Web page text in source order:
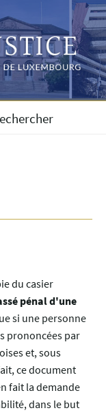
du casier
pénal d'une
si une personne
prononcées par
et, sous
ce document
fait la demande
dans le but